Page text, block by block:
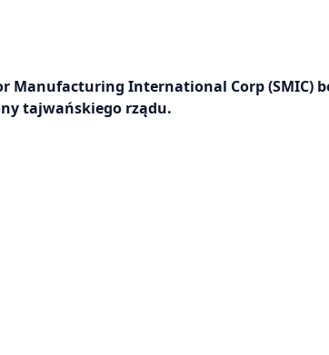
International Corp (SMIC)
tajwańskiego rządu.